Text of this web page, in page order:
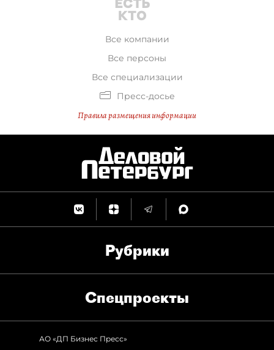
Все компании
Все персоны
Все специализации
Пресс-досье
Правила размещения информации
Рубрики
Спец­проекты
АО «ДП Бизнес Пресс»